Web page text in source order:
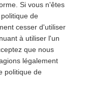
Si vous n'êtes
de
cesser d'utiliser
à utiliser l'un
que nous
légalement
politique de